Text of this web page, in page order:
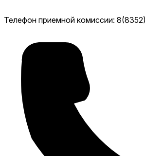
Телефон приемной комиссии: